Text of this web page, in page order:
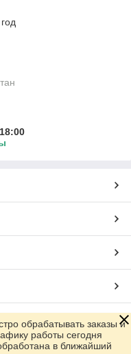
обрабатывать заказы и
работы сегодня
в ближайший